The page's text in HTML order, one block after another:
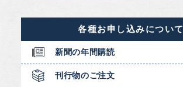
各種お申し込みについて
新聞の年間購読
刊行物のご注文